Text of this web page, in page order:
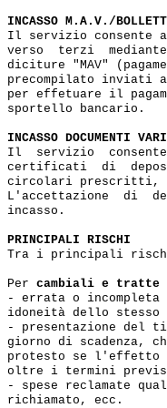
INCASSO M.A.V./
Il servizio
verso  terzi
diciture "MAV"
precompilato
per effetuare il
sportello bancario.
INCASSO DOCUMENTI VARI
Il  servizio
certificati  di
circolari prescritti,
L'accettazione  di
incasso.
PRINCIPALI RISCHI
Tra i principali
Per cambiali e tratte
- errata o incompleta
idoneità dello stesso
- presentazione del
giorno di scadenza,
protesto se l'effetto
oltre i termini
- spese reclamate
richiamato, ecc.